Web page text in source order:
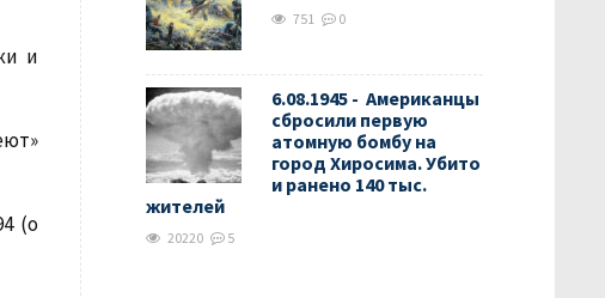
и
(о
751 0
6.08.1945 - Американцы
сбросили первую
атомную бомбу на
город Хиросима. Убито
и ранено 140 тыс.
жителей
20220 5